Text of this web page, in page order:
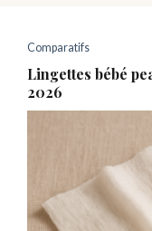
Comparatifs
Lingettes bébé
2026